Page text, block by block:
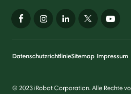
DatenschutzrichtlinieSitemap Impressum
© 2023 iRobot Corporation. Alle Rechte